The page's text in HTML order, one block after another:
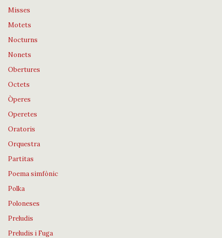
Misses
Motets
Nocturns
Nonets
Obertures
Octets
Òperes
Operetes
Oratoris
Orquestra
Partitas
Poema simfònic
Polka
Poloneses
Preludis
Preludis i Fuga